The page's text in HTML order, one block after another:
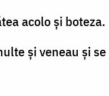
acolo şi boteza.
şi veneau şi